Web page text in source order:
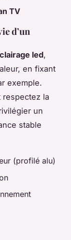
TV
d’un
led,
en fixant
exemple.
respectez la
un
stable
(profilé alu)